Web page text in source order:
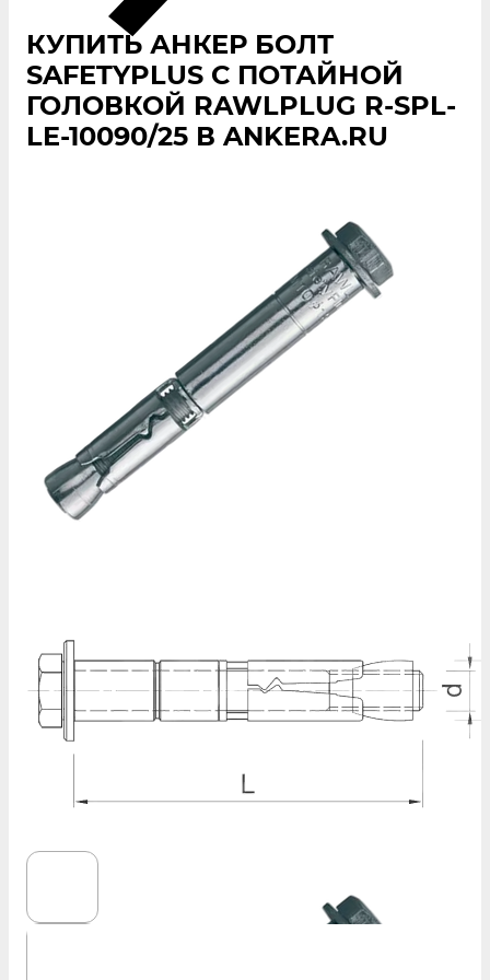
КУПИТЬ АНКЕР БОЛТ
SAFETYPLUS С ПОТАЙНОЙ
ГОЛОВКОЙ RAWLPLUG R-SPL-
LE-10090/25 В ANKERA.RU